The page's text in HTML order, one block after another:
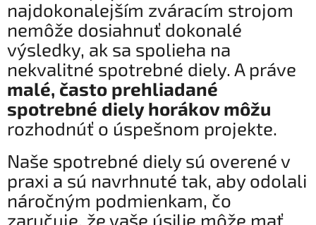
najdokonalejším zváracím strojom
nemôže dosiahnuť dokonalé
výsledky, ak sa spolieha na
nekvalitné spotrebné diely. A práve
malé, často prehliadané
spotrebné diely horákov môžu
rozhodnúť o úspešnom projekte.
Naše spotrebné diely sú overené v
praxi a sú navrhnuté tak, aby odolali
náročným podmienkam, čo
zaručuje, že vaše úsilie môže mať